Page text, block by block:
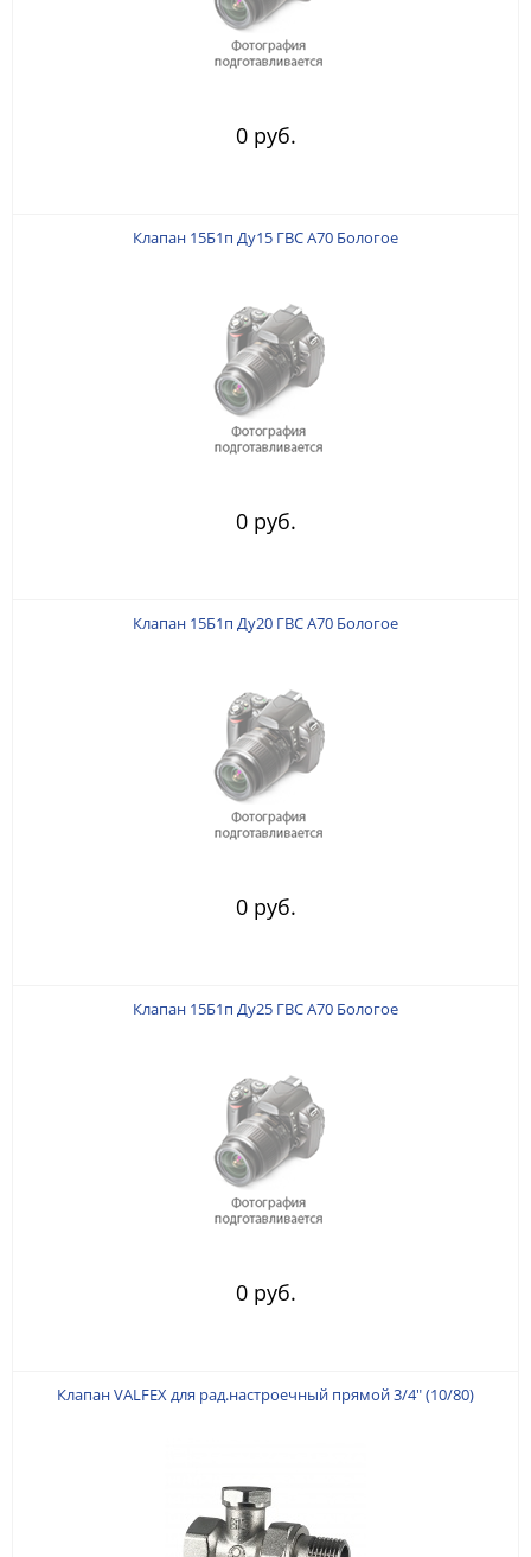
0 руб.
Клапан 15Б1п Ду15 ГВС А70 Бологое
0 руб.
Клапан 15Б1п Ду20 ГВС А70 Бологое
0 руб.
Клапан 15Б1п Ду25 ГВС А70 Бологое
0 руб.
Клапан VALFEX для рад.настроечный прямой 3/4" (10/80)